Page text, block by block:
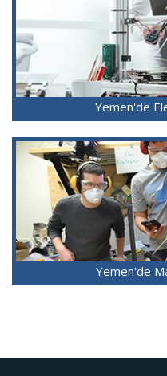
Yemen'de
Yemen'de